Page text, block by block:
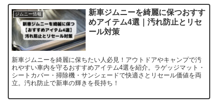
ジムニー情報
新車ジムニーを綺麗に保つおすす
めアイテム4選｜汚れ防止とリセ
ール対策
新車ジムニーを綺麗に保ちたい人必見！アウトドアやキャンプで汚
れやすい車内を守るおすすめアイテム4選を紹介。ラゲッジマット・
シートカバー・掃除機・サンシェードで快適さとリセール価値を両
立。汚れ防止で新車の輝きを長持ち！